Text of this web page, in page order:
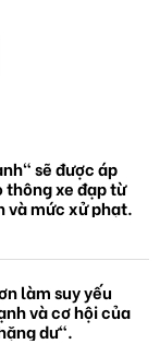
sẽ được áp
thông xe đạp từ
và mức xử phạt.
làm suy yếu
và cơ hội của
dư".